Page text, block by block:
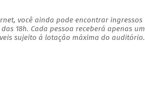
você ainda pode encontrar ingressos
18h. Cada pessoa receberá apenas um
sujeito à lotação máxima do auditório.